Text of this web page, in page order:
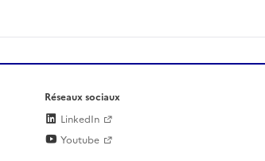
Réseaux sociaux
LinkedIn
Youtube